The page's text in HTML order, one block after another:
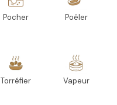
Pocher Poêler
Torréfier Vapeur